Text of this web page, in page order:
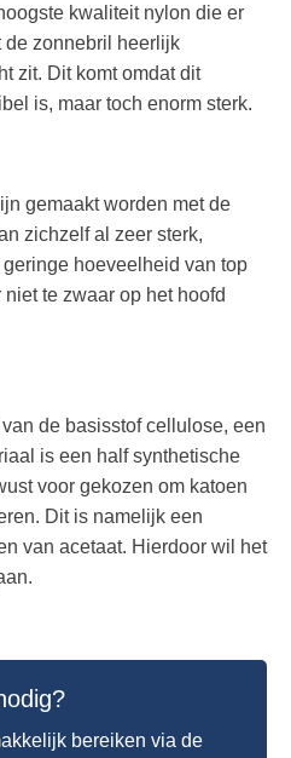
kwaliteit nylon die er
de zonnebril heerlijk
zit. Dit komt omdat dit
is, maar toch enorm sterk.
gemaakt worden met de
zichzelf al zeer sterk,
hoeveelheid van top
te zwaar op het hoofd
de basisstof cellulose, een
is een half synthetische
voor gekozen om katoen
Dit is namelijk een
van acetaat. Hierdoor wil het
bereiken via de